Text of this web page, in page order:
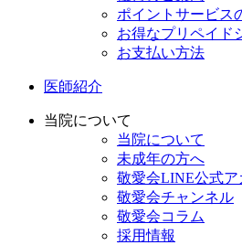
ポイントサービス
お得なプリペイド
お支払い方法
医師紹介
当院について
当院について
未成年の方へ
敬愛会LINE公式ア
敬愛会チャンネル
敬愛会コラム
採用情報